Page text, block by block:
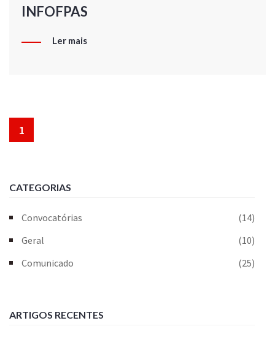
INFOFPAS
Ler mais
1
CATEGORIAS
Convocatórias
(14)
Geral
(10)
Comunicado
(25)
ARTIGOS RECENTES